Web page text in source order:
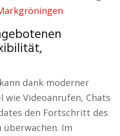
dank moderner
Videoanrufen, Chats
den Fortschritt des
Im